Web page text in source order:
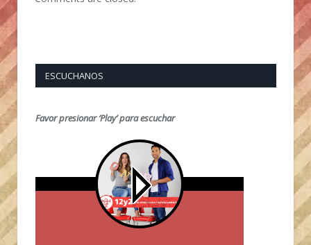
ESCUCHANOS
Favor presionar ‘Play’ para escuchar